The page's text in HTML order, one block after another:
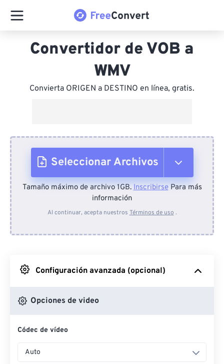
Convertidor de VOB a
WMV
Convierta ORIGEN a DESTINO en línea, gratis.
Seleccionar Archivos
Desde el dispositivo
Desde Google Drive
Desde OneDrive
Desde URL
Tamaño máximo de archivo 1GB.InscribirsePara más
información
Al continuar, acepta nuestros Términos de uso .
Configuración avanzada (opcional)
Opciones de video
Códec de vídeo
Auto